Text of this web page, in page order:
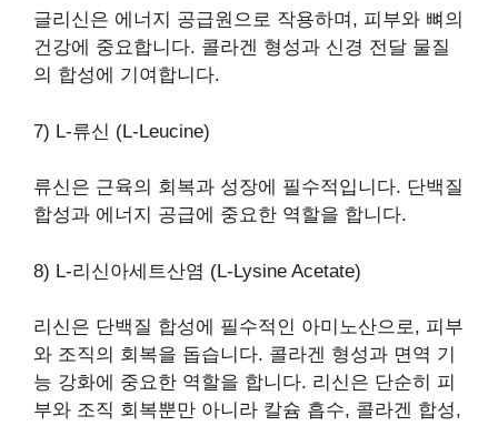
글리신은 에너지 공급원으로 작용하며, 피부와 뼈의
건강에 중요합니다. 콜라겐 형성과 신경 전달 물질
의 합성에 기여합니다.
7) L-류신 (L-Leucine)
류신은 근육의 회복과 성장에 필수적입니다. 단백질
합성과 에너지 공급에 중요한 역할을 합니다.
8) L-리신아세트산염 (L-Lysine Acetate)
리신은 단백질 합성에 필수적인 아미노산으로, 피부
와 조직의 회복을 돕습니다. 콜라겐 형성과 면역 기
능 강화에 중요한 역할을 합니다. 리신은 단순히 피
부와 조직 회복뿐만 아니라 칼슘 흡수, 콜라겐 합성,